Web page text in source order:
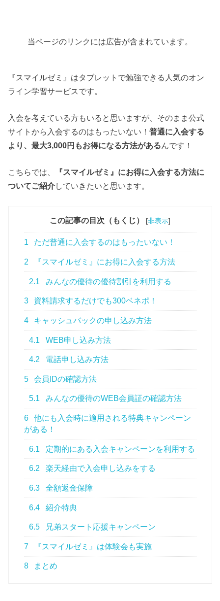
当ページのリンクには広告が含まれています。
『スマイルゼミ』はタブレットで勉強できる人気のオン
ライン学習サービスです。
入会を考えている方もいると思いますが、そのまま公式
サイトから入会するのはもったいない！普通に入会する
より、最大3,000円もお得になる方法があるんです！
こちらでは、
『スマイルゼミ』にお得に入会する方法に
ついてご紹介していきたいと思います。
この記事の目次（もくじ） [非表示]
1 ただ普通に入会するのはもったいない！
2 『スマイルゼミ』にお得に入会する方法
2.1 みんなの優待の優待割引を利用する
3 資料請求するだけでも300ベネポ！
4 キャッシュバックの申し込み方法
4.1 WEB申し込み方法
4.2 電話申し込み方法
5 会員IDの確認方法
5.1 みんなの優待のWEB会員証の確認方法
6
他にも入会時に適用される特典キャンペーン
がある！
6.1 定期的にある入会キャンペーンを利用する
6.2 楽天経由で入会申し込みをする
6.3 全額返金保障
6.4 紹介特典
6.5 兄弟スタート応援キャンペーン
7 『スマイルゼミ』は体験会も実施
8 まとめ